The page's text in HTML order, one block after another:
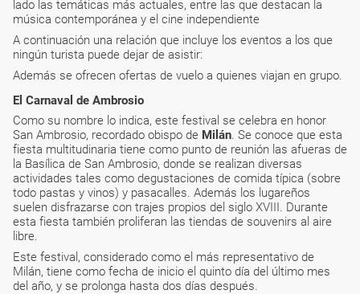
lado las temáticas más actuales, entre las que destacan la
música contemporánea y el cine independiente
A continuación una relación que incluye los eventos a los que
ningún turista puede dejar de asistir:
Además se ofrecen ofertas de vuelo a quienes viajan en grupo.
El Carnaval de Ambrosio
Como su nombre lo indica, este festival se celebra en honor
San Ambrosio, recordado obispo de Milán. Se conoce que esta
fiesta multitudinaria tiene como punto de reunión las afueras de
la Basílica de San Ambrosio, donde se realizan diversas
actividades tales como degustaciones de comida típica (sobre
todo pastas y vinos) y pasacalles. Además los lugareños
suelen disfrazarse con trajes propios del siglo XVIII. Durante
esta fiesta también proliferan las tiendas de souvenirs al aire
libre.
Este festival, considerado como el más representativo de
Milán, tiene como fecha de inicio el quinto día del último mes
del año, y se prolonga hasta dos días después.